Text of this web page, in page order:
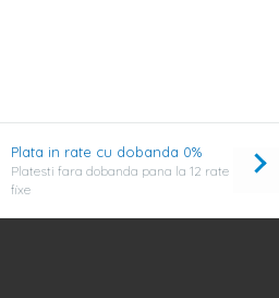
Plata in rate cu dobanda 0%
Platesti fara dobanda pana la 12 rate
fixe